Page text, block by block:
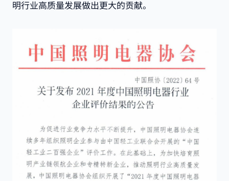
明行业高质量发展做出更大的贡献。